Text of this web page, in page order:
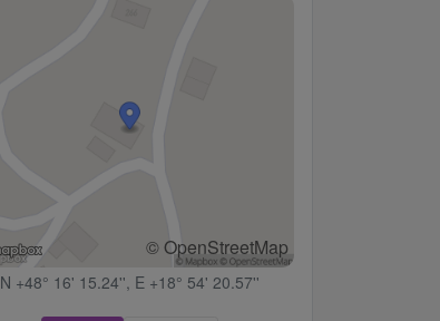
© OpenStreetMap
N +48° 16' 15.24'', E +18° 54' 20.57''